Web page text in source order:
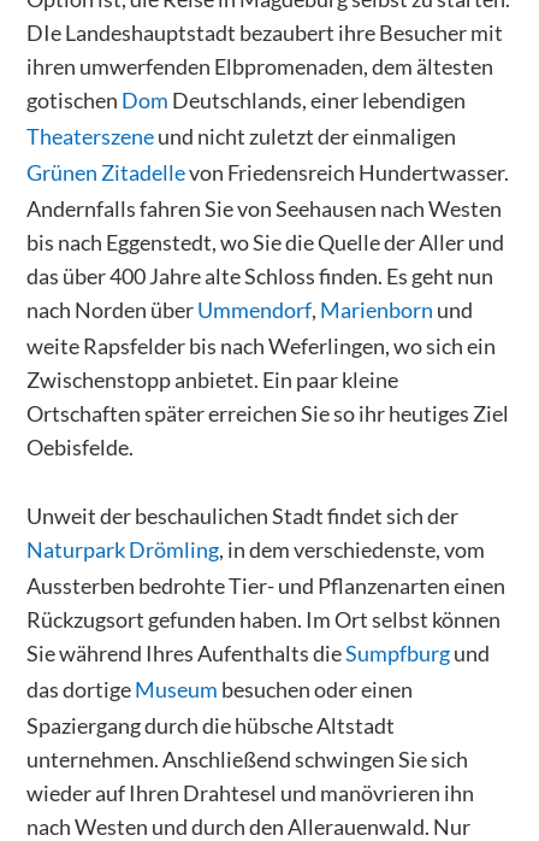
DIe Landeshauptstadt bezaubert ihre Besucher mit
ihren umwerfenden Elbpromenaden, dem ältesten
gotischen Dom Deutschlands, einer lebendigen
Theaterszeneund nicht zuletzt der einmaligen
Grünen Zitadellevon Friedensreich Hundertwasser.
Andernfalls fahren Sie von Seehausen nach Westen
bis nach Eggenstedt, wo Sie die Quelle der Aller und
das über 400 Jahre alte Schloss finden. Es geht nun
nach Norden überUmmendorf, Marienborn und
weite Rapsfelder bis nach Weferlingen, wo sich ein
Zwischenstopp anbietet. Ein paar kleine
Ortschaften später erreichen Sie so ihr heutiges Ziel
Oebisfelde.
Unweit der beschaulichen Stadt findet sich der
Naturpark Drömling, in dem verschiedenste, vom
Aussterben bedrohte Tier- und Pflanzenarten einen
Rückzugsort gefunden haben. Im Ort selbst können
Sie während Ihres Aufenthalts dieSumpfburgund
das dortigeMuseum besuchen oder einen
Spaziergang durch die hübsche Altstadt
unternehmen. Anschließend schwingen Sie sich
wieder auf Ihren Drahtesel und manövrieren ihn
nach Westen und durch den Allerauenwald. Nur